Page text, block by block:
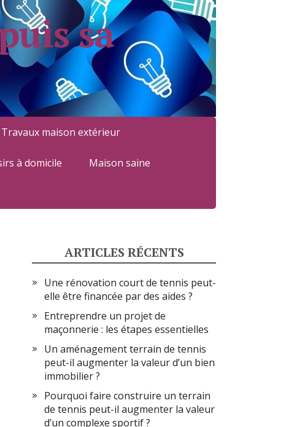
sa
Travaux maison extérieur
à domicile Maison saine
ARTICLES RÉCENTS
Une rénovation court de tennis peut-
elle être financée par des aides ?
Entreprendre un projet de
maçonnerie : les étapes essentielles
Un aménagement terrain de tennis
peut-il augmenter la valeur d’un bien
immobilier ?
Pourquoi faire construire un terrain
de tennis peut-il augmenter la valeur
d’un complexe sportif ?